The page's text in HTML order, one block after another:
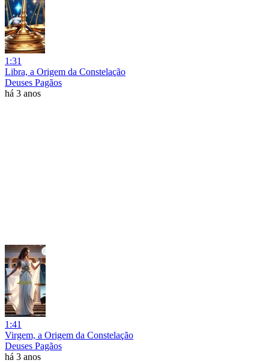
1:31
Libra, a Origem da Constelação
Deuses Pagãos
há 3 anos
1:41
Virgem, a Origem da Constelação
Deuses Pagãos
há 3 anos